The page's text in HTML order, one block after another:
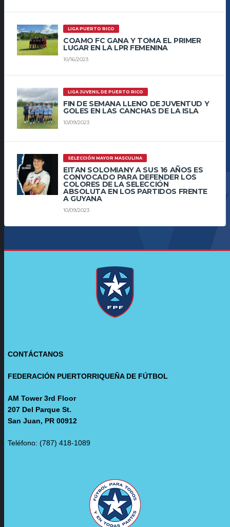
LIGA PUERTO RICO
COAMO FC GANA Y TOMA EL PRIMER
LUGAR EN LA LPR FEMENINA
10/16/2023
LIGA JUVENIL DE PUERTO RICO
FIN DE SEMANA LLENO DE JUVENTUD Y
GOLES EN LAS CANCHAS DE LA ISLA
10/09/2023
SELECCIÓN MAYOR MASCULINA
EITAN SOLOMIANY A SUS 16 AÑOS ES
CONVOCADO PARA DEFENDER LOS
COLORES DE LA SELECCIÓN
ABSOLUTA EN LOS PARTIDOS FRENTE
A GUYANA
10/09/2023
CONTÁCTANOS
FEDERACIÓN PUERTORRIQUEÑA DE FÚTBOL
AM Tower 3rd Floor
207 Del Parque St.
San Juan, PR 00912
Teléfono: (787) 418-1089